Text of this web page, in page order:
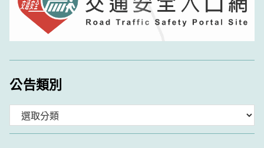
公告類別
類